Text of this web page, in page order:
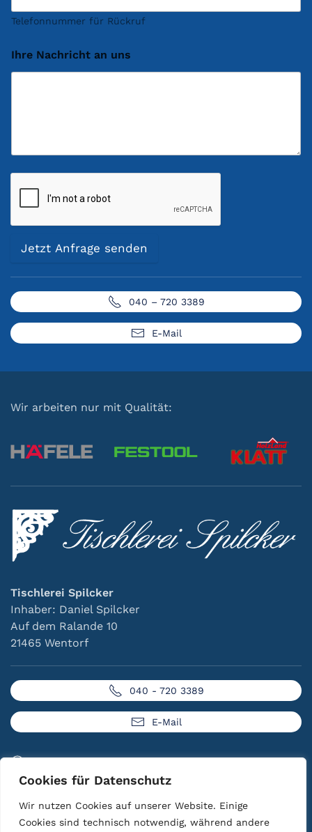
Cookies für Datenschutz
Wir nutzen Cookies auf unserer Website. Einige
Cookies sind technisch notwendig, während andere
Telefonnummer für Rückruf
Ihre Nachricht an uns
Jetzt Anfrage senden
040 – 720 3389
E-Mail
Wir arbeiten nur mit Qualität:
Tischlerei Spilcker
Inhaber: Daniel Spilcker
Auf dem Ralande 10
21465 Wentorf
040 - 720 3389
E-Mail
Impressum
Datenschutzerklärung